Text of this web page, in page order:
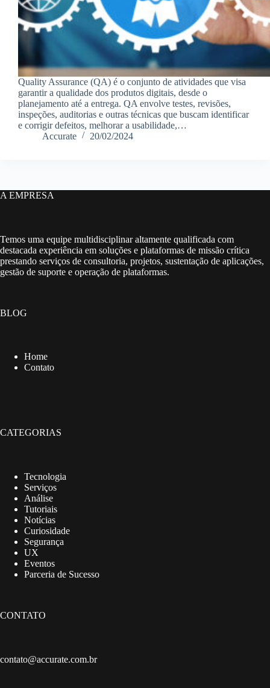
Quality Assurance (QA) é o conjunto de atividades que visa
garantir a qualidade dos produtos digitais, desde o
planejamento até a entrega. QA envolve testes, revisões,
inspeções, auditorias e outras técnicas que buscam identificar
e corrigir defeitos, melhorar a usabilidade,…
Accurate
20/02/2024
A EMPRESA
Temos uma equipe multidisciplinar altamente qualificada com
destacada experiência em soluções e plataformas de missão crítica
prestando serviços de consultoria, projetos, sustentação de aplicações,
gestão de suporte e operação de plataformas.
BLOG
Home
Contato
CATEGORIAS
Tecnologia
Serviços
Análise
Tutoriais
Notícias
Curiosidade
Segurança
UX
Eventos
Parceria de Sucesso
CONTATO
contato@accurate.com.br